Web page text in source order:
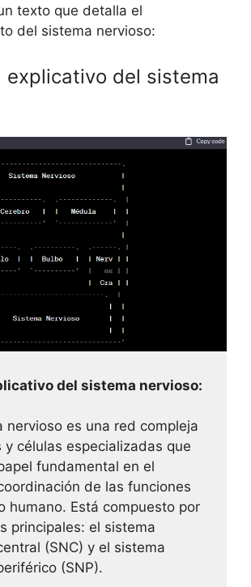
texto que detalla el
del sistema nervioso:
explicativo del sistema
del sistema nervioso:
nervioso es una red compleja
y células especializadas que
fundamental en el
de las funciones
humano. Está compuesto por
principales: el sistema
(SNC) y el sistema
(SNP).